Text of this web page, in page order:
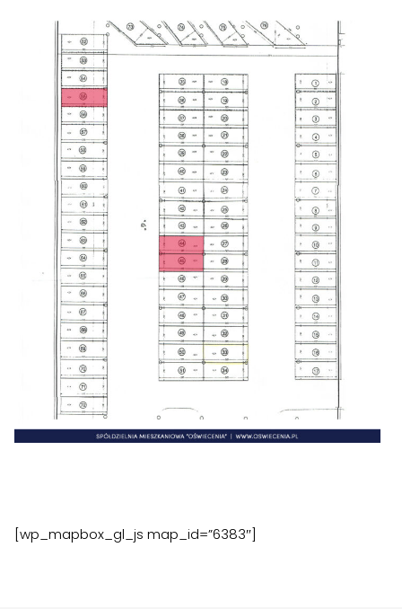
[wp_mapbox_gl_js map_id=”6383″]
Zgłoś problem lub uwagę
Awarie w blokachzgłaszaj telefonicznie